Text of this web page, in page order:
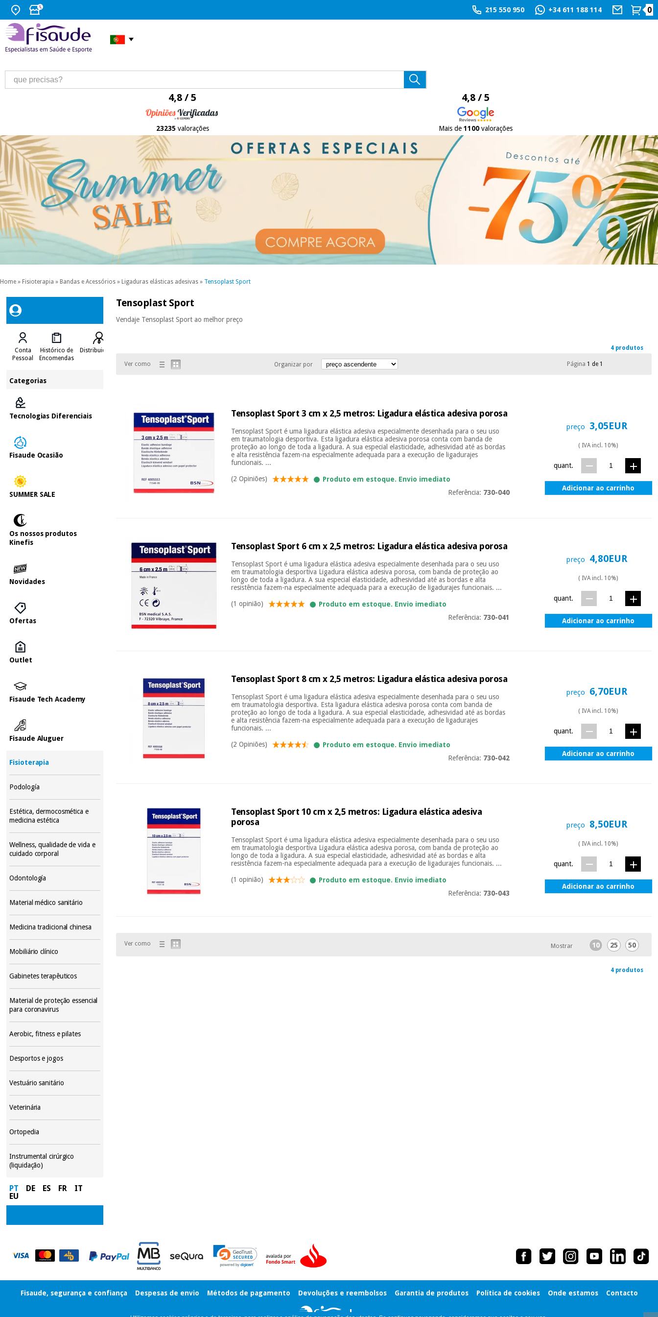
215 550 950 +34 611 188 114 0
4,8 / 5
23235 valorações
4,8 / 5
Mais de 1100valorações
Home » Fisioterapia » Bandas e Acessórios » Ligaduras elásticas adesivas » Tensoplast Sport
Conta
Pessoal
Histórico de
Encomendas
Distribuidores
Categorias
Tecnologias Diferenciais
Fisaude Ocasião
SUMMER SALE
Os nossos produtos
Kinefis
Novidades
Ofertas
Outlet
Fisaude Tech Academy
Fisaude Aluguer
Fisioterapia
Podología
Estética, dermocosmética e
medicina estética
Wellness, qualidade de vida e
cuidado corporal
Odontología
Material médico sanitário
Medicina tradicional chinesa
Mobiliário clínico
Gabinetes terapêuticos
Material de proteção essencial
para coronavirus
Aerobic, fitness e pilates
Desportos e jogos
Vestuário sanitário
Veterinária
Ortopedia
Instrumental cirúrgico
(liquidação)
PT DE ES FR
IT
EU
Tensoplast Sport
Vendaje Tensoplast Sport ao melhor preço
4 produtos
Ver como Organizar por Página 1 de 1
Tensoplast Sport 3 cm x 2,5 metros: Ligadura elástica adesiva porosa
Tensoplast Sport é uma ligadura elástica adesiva especialmente desenhada para o seu uso
em traumatologia desportiva. Esta ligadura elástica adesiva porosa conta com banda de
proteção ao longo de toda a ligadura. A sua especial elasticidade, adhesividad até as bordas
e alta resistência fazem-na especialmente adequada para a execução de ligadurajes
funcionais. ...
(2 Opiniões)
Produto em estoque. Envio imediato
Referência: 730-040
preço 3,05EUR
( IVA incl. 10%)
quant.
Adicionar ao carrinho
Tensoplast Sport 6 cm x 2,5 metros: Ligadura elástica adesiva porosa
Tensoplast Sport é uma ligadura elástica adesiva especialmente desenhada para o seu uso
em traumatologia desportiva Ligadura elástica adesiva porosa, com banda de proteção ao
longo de toda a ligadura. A sua especial elasticidade, adhesividad até as bordas e alta
resistência fazem-na especialmente adequada para a execução de ligadurajes funcionais. ...
(1 opinião)
Produto em estoque. Envio imediato
Referência: 730-041
preço 4,80EUR
( IVA incl. 10%)
quant.
Adicionar ao carrinho
Tensoplast Sport 8 cm x 2,5 metros: Ligadura elástica adesiva porosa
Tensoplast Sport é uma ligadura elástica adesiva especialmente desenhada para o seu uso
em traumatologia desportiva. Esta ligadura elástica adesiva porosa conta com banda de
proteção ao longo de toda a ligadura. A sua especial elasticidade, adhesividad até as bordas
e alta resistência fazem-na especialmente adequada para a execução de ligadurajes
funcionais. ...
(2 Opiniões)
Produto em estoque. Envio imediato
Referência: 730-042
preço 6,70EUR
( IVA incl. 10%)
quant.
Adicionar ao carrinho
Tensoplast Sport 10 cm x 2,5 metros: Ligadura elástica adesiva
porosa
Tensoplast Sport é uma ligadura elástica adesiva especialmente desenhada para o seu uso
em traumatologia desportiva Ligadura elástica adesiva porosa, com banda de proteção ao
longo de toda a ligadura. A sua especial elasticidade, adhesividad até as bordas e alta
resistência fazem-na especialmente adequada para a execução de ligadurajes funcionais. ...
(1 opinião)
Produto em estoque. Envio imediato
Referência: 730-043
preço 8,50EUR
( IVA incl. 10%)
quant.
Adicionar ao carrinho
Ver como Mostrar 10 25 50
4 produtos
Fisaude, segurança e confiança Despesas de envio Métodos de pagamento Devoluções e reembolsos Garantia de produtos Política de cookies Onde estamos Contacto